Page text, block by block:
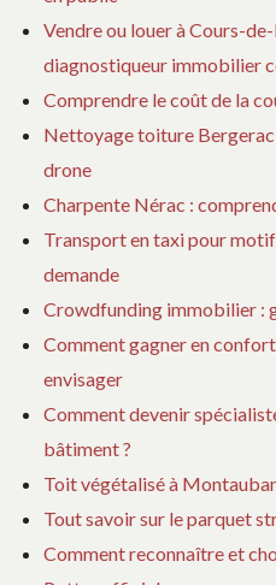
Vendre ou louer à Cours-
diagnostiqueur immobilier
Comprendre le coût de la
Nettoyage toiture
drone
Charpente Nérac :
Transport en taxi pour
demande
Crowdfunding immobilier :
Comment gagner en
envisager
Comment devenir
bâtiment ?
Toit végétalisé à
Tout savoir sur le parquet
Comment reconnaître et